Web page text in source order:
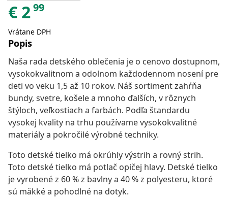
€ 299
Vrátane DPH
Popis
Naša rada detského oblečenia je o cenovo dostupnom,
vysokokvalitnom a odolnom každodennom nosení pre
deti vo veku 1,5 až 10 rokov. Náš sortiment zahŕňa
bundy, svetre, košele a mnoho ďalších, v rôznych
štýloch, veľkostiach a farbách. Podľa štandardu
vysokej kvality na trhu používame vysokokvalitné
materiály a pokročilé výrobné techniky.
Toto detské tielko má okrúhly výstrih a rovný strih.
Toto detské tielko má potlač opičej hlavy. Detské tielko
je vyrobené z 60 % z bavlny a 40 % z polyesteru, ktoré
sú mäkké a pohodlné na dotyk.